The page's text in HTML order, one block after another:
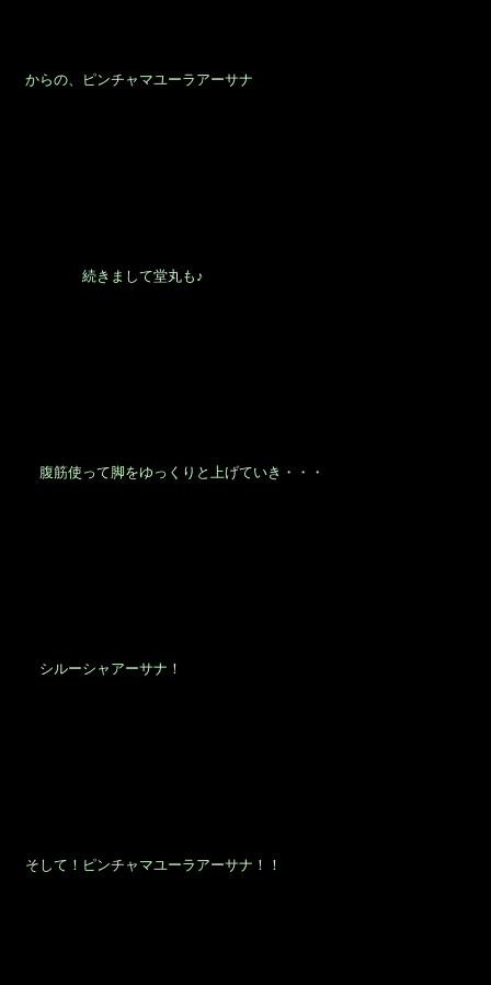
からの、ピンチャマユーラアーサナ
続きまして堂丸も♪
腹筋使って脚をゆっくりと上げていき・・・
シルーシャアーサナ！
そして！ピンチャマユーラアーサナ！！